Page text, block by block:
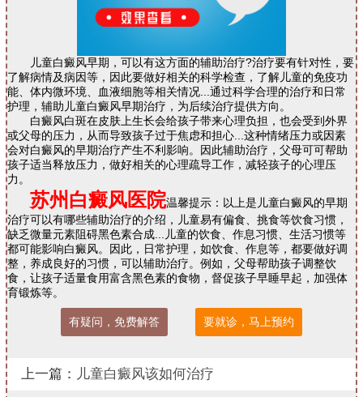
儿童白癜风早期，可以有这方面的辅助治疗?治疗要有针对性，要
了解病情及病因等，因此要做好相关的科学检查，了解儿童的免疫功
能、体内微环境、血液细胞等相关情况...通过科学合理的治疗和日常
护理，辅助儿童白癜风早期治疗，为后续治疗提供方向。
白癜风白斑在皮肤上生长会给孩子带来心理负担，也会受到外界
或父母的压力，从而导致孩子过于焦虑和担心...这种情绪压力或因素
会对白癜风的早期治疗产生不利影响。因此辅助治疗，父母可可帮助
孩子适当释放压力，做好相关的心理疏导工作，减轻孩子的心理压
力。
苏州白癜风医院温馨提示：以上是儿童白癜风的早期
治疗可以有哪些辅助治疗的介绍，儿童易有偏食、挑食等饮食习惯，
缺乏微量元素阻碍黑色素合成...儿童的饮食、作息习惯、生活习惯等
都可能影响白癜风。因此，日常护理，如饮食、作息等，都要做好调
整，养成良好的习惯，可以辅助治疗。例如，父母帮助孩子调整饮
食，让孩子适量食用富含黑色素的食物，督促孩子早睡早起，加强体
育锻炼等。
有疑问，免费解答 要就诊，马上预约
上一篇： 儿童白癜风该如何治疗